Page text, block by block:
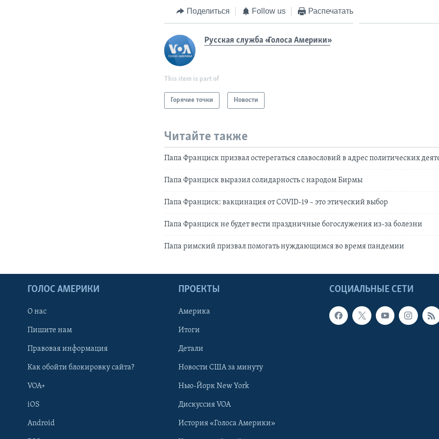
Поделиться Follow us Распечатать
Русская служба «Голоса Америки»
This item is part of
Горячие точки Новости
Читайте также
Папа Франциск призвал остерегаться славословий в адрес политических
Папа Франциск выразил солидарность с народом Бирмы
Папа Франциск: вакцинация от COVID-19 – это этический выбор
Папа Франциск не будет вести праздничные богослужения из-за болезни
Папа римский призвал помогать нуждающимся во время пандемии
СОЦИАЛЬНЫЕ СЕТИ
ГОЛОС АМЕРИКИ
О нас
Пишите нам
Правовая информация
Как обойти блокировку сайта?
VOA+
iOS
Android
ПРОЕКТЫ
Америка
Итоги
Детали
Новости США за минуту
Нью-Йорк New York
Дискуссия VOA
История «Голоса Америки»